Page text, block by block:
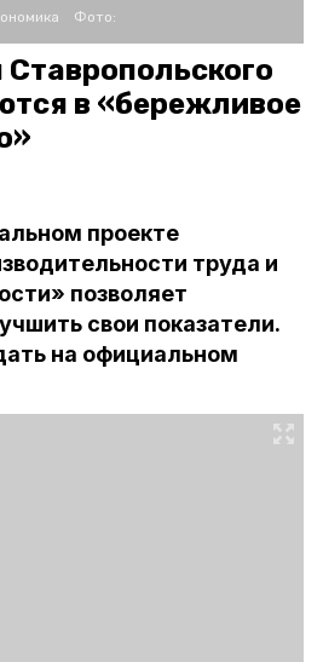
Фото:
в «бережливое
проекте
труда и
позволяет
свои показатели.
на официальном